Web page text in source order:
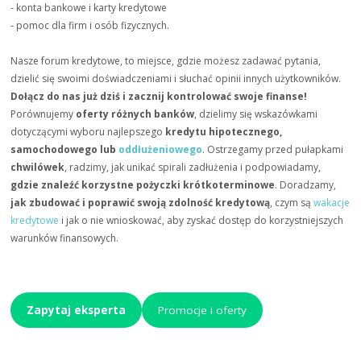
- konta bankowe i karty kredytowe
- pomoc dla firm i osób fizycznych.
Nasze forum kredytowe, to miejsce, gdzie możesz zadawać pytania,
dzielić się swoimi doświadczeniami i słuchać opinii innych użytkowników.
Dołącz do nas już dziś i zacznij kontrolować swoje finanse!
Porównujemy oferty różnych banków, dzielimy się wskazówkami
dotyczącymi wyboru najlepszego kredytu hipotecznego,
samochodowego lub oddłużeniowego. Ostrzegamy przed pułapkami
chwilówek, radzimy, jak unikać spirali zadłużenia i podpowiadamy,
gdzie znaleźć korzystne pożyczki krótkoterminowe. Doradzamy,
jak zbudować i poprawić swoją zdolność kredytową, czym sąwakacje
kredytowe i jak o nie wnioskować, aby zyskać dostęp do korzystniejszych
warunków finansowych.
Zapytaj eksperta Promocje i oferty